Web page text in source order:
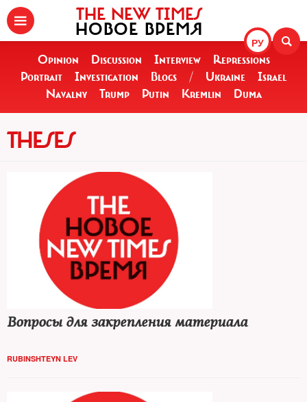
РУ
THE NEW TIMES
НОВОЕ ВРЕМЯ
Opinion Discussion Interview
Repressions
Portrait
Investigation Blogs / Ukraine
Israel
Navalny
Trump Putin Kremlin Duma
THESES
Вопросы для закрепления материала
RUBINSHTEYN LEV